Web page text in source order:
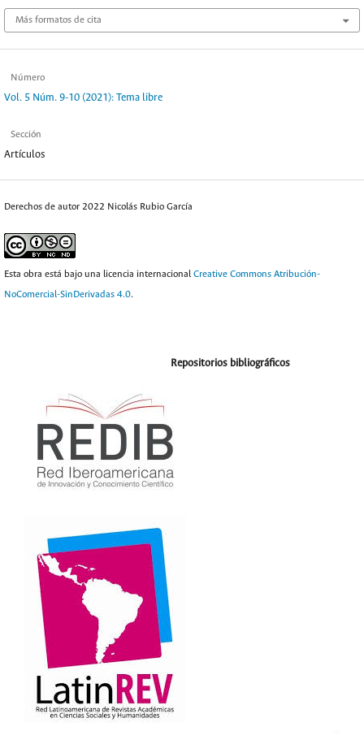
Más formatos de cita
Número
Vol. 5 Núm. 9-10 (2021): Tema libre
Sección
Artículos
Derechos de autor 2022 Nicolás Rubio García
Esta obra está bajo una licencia internacional Creative Commons Atribución-
NoComercial-SinDerivadas 4.0.
Repositorios bibliográficos